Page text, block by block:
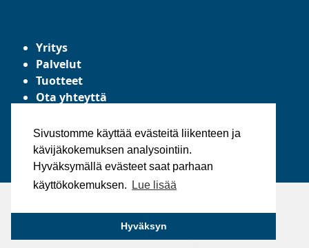
Sivustomme käyttää evästeitä liikenteen ja
kävijäkokemuksen analysointiin.
Hyväksymällä evästeet saat parhaan
käyttökokemuksen.
Lue lisää
Hyväksyn
Yritys
Palvelut
Tuotteet
Ota yhteyttä
Yleiset toimitusehdot